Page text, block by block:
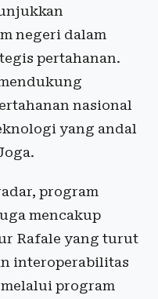
negeri dalam
pertahanan.
nasional
yang andal
program
mencakup
Rafale yang turut
interoperabilitas
program